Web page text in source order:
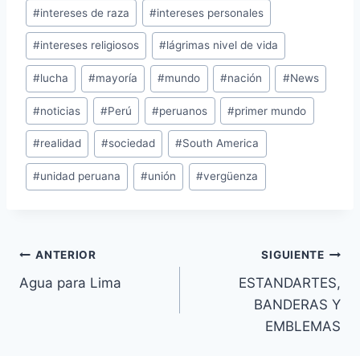
#intereses de raza #intereses personales
#intereses religiosos #lágrimas nivel de vida
#lucha #mayoría #mundo #nación #News
#noticias #Perú #peruanos #primer mundo
#realidad #sociedad #South America
#unidad peruana #unión #vergüenza
Navegación
de
ANTERIOR
Agua para Lima
SIGUIENTE
ESTANDARTES,
BANDERAS Y
EMBLEMAS